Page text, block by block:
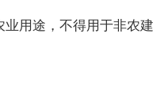
用途，不得用于非农建